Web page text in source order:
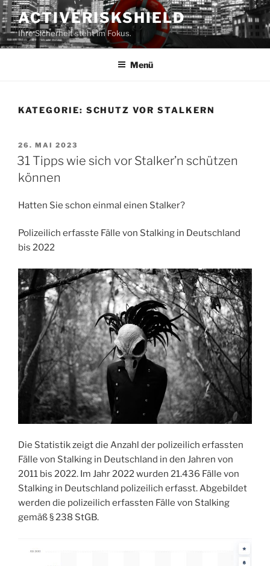
Zum
Inhalt
springen
ACTIVERISKSHIELD
Ihre Sicherheit steht im Fokus.
Menü
KATEGORIE: SCHUTZ VOR STALKERN
VERÖFFENTLICHT
AM
26. MAI 2023
31 Tipps wie sich vor Stalker’n schützen
können
Hatten Sie schon einmal einen Stalker?
Polizeilich erfasste Fälle von Stalking in Deutschland
bis 2022
Die Statistik zeigt die Anzahl der polizeilich erfassten
Fälle von Stalking in Deutschland in den Jahren von
2011 bis 2022. Im Jahr 2022 wurden 21.436 Fälle von
Stalking in Deutschland polizeilich erfasst. Abgebildet
werden die polizeilich erfassten Fälle von Stalking
gemäß § 238 StGB.